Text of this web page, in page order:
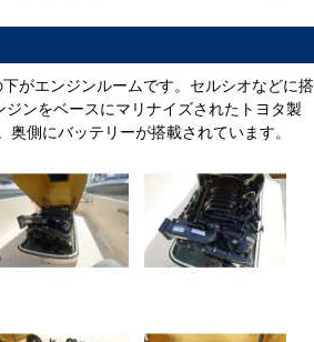
がエンジンルームです。セルシオなどに搭
ンをベースにマリナイズされたトヨタ製
奥側にバッテリーが搭載されています。